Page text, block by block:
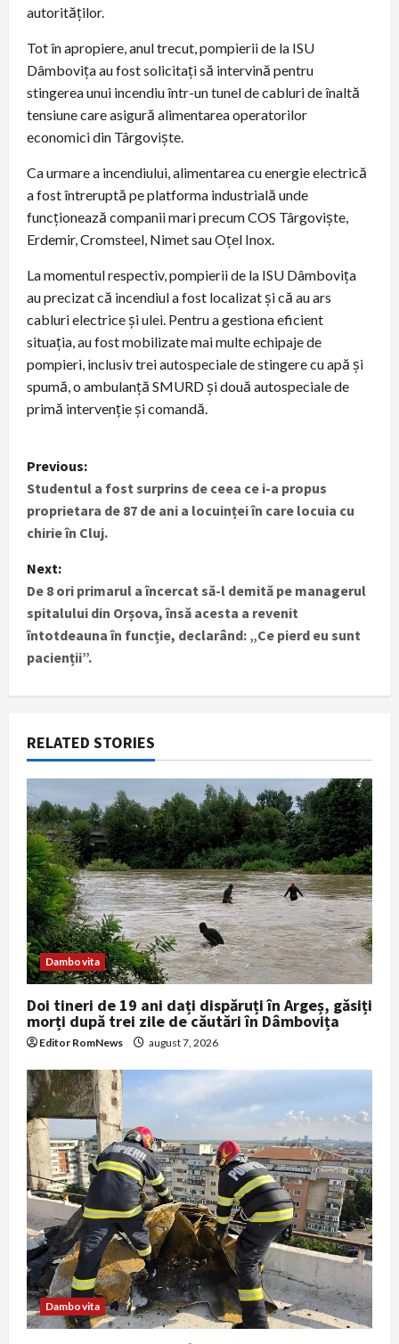
autorităților.
Tot în apropiere, anul trecut, pompierii de la ISU
Dâmbovița au fost solicitați să intervină pentru
stingerea unui incendiu într-un tunel de cabluri de înaltă
tensiune care asigură alimentarea operatorilor
economici din Târgoviște.
Ca urmare a incendiului, alimentarea cu energie electrică
a fost întreruptă pe platforma industrială unde
funcționează companii mari precum COS Târgoviște,
Erdemir, Cromsteel, Nimet sau Oțel Inox.
La momentul respectiv, pompierii de la ISU Dâmbovița
au precizat că incendiul a fost localizat și că au ars
cabluri electrice și ulei. Pentru a gestiona eficient
situația, au fost mobilizate mai multe echipaje de
pompieri, inclusiv trei autospeciale de stingere cu apă și
spumă, o ambulanță SMURD și două autospeciale de
primă intervenție și comandă.
P
o
s
t
n
a
g
a
t
i
o
n
Previous:
Studentul a fost surprins de ceea ce i-a propus
proprietara de 87 de ani a locuinței în care locuia cu
chirie în Cluj.
Next:
De 8 ori primarul a încercat să-l demită pe managerul
spitalului din Orșova, însă acesta a revenit
întotdeauna în funcție, declarând: „Ce pierd eu sunt
pacienții”.
RELATED STORIES
Dambovita
Doi tineri de 19 ani dați dispăruți în Argeș, găsiți
morți după trei zile de căutări în Dâmbovița
Editor RomNews august 7, 2026
Dambovita